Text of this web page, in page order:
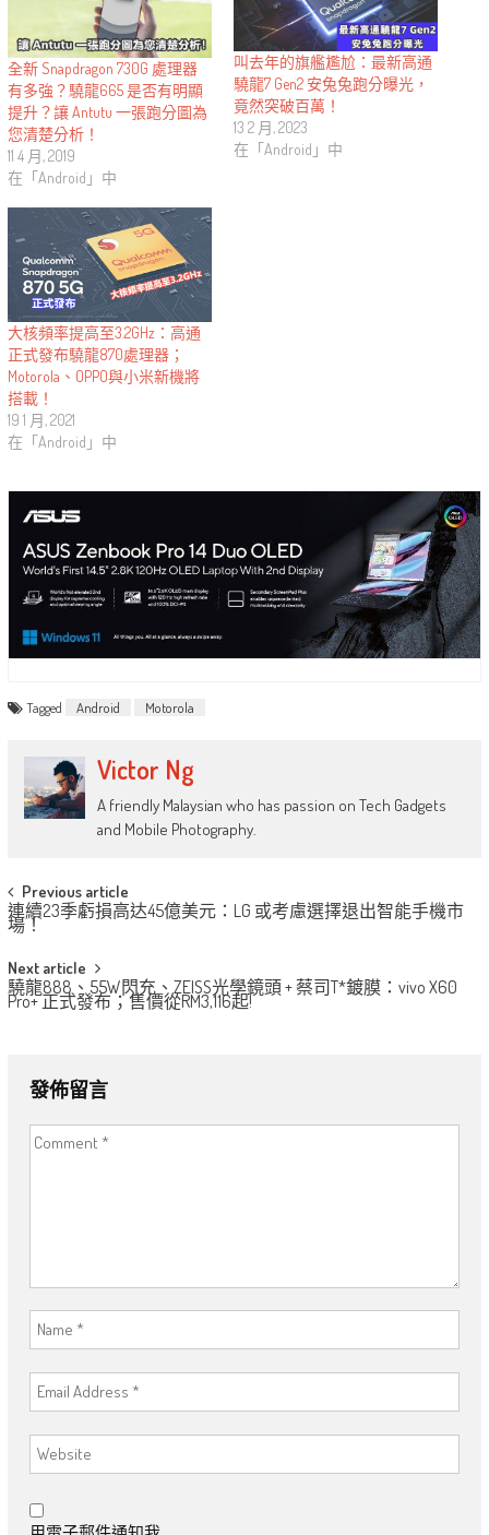
全新 Snapdragon 730G 處理器
有多強？驍龍665 是否有明顯
提升？讓 Antutu 一張跑分圖為
您清楚分析！
11 4 月, 2019
在「Android」中
叫去年的旗艦尷尬：最新高通
驍龍7 Gen2 安兔兔跑分曝光，
竟然突破百萬！
13 2 月, 2023
在「Android」中
大核頻率提高至3.2GHz：高通
正式發布驍龍870處理器；
Motorola、OPPO與小米新機將
搭載！
19 1 月, 2021
在「Android」中
Tagged Android Motorola
Victor Ng
A friendly Malaysian who has passion on Tech Gadgets
and Mobile Photography.
Post
navigation
Previous article
連續23季虧損高达45億美元：LG 或考慮選擇退出智能手機市
場！
Next article
驍龍888、55W閃充、ZEISS光學鏡頭 + 蔡司T*鍍膜：vivo X60
Pro+ 正式發布；售價從RM3,116起!
發佈留言